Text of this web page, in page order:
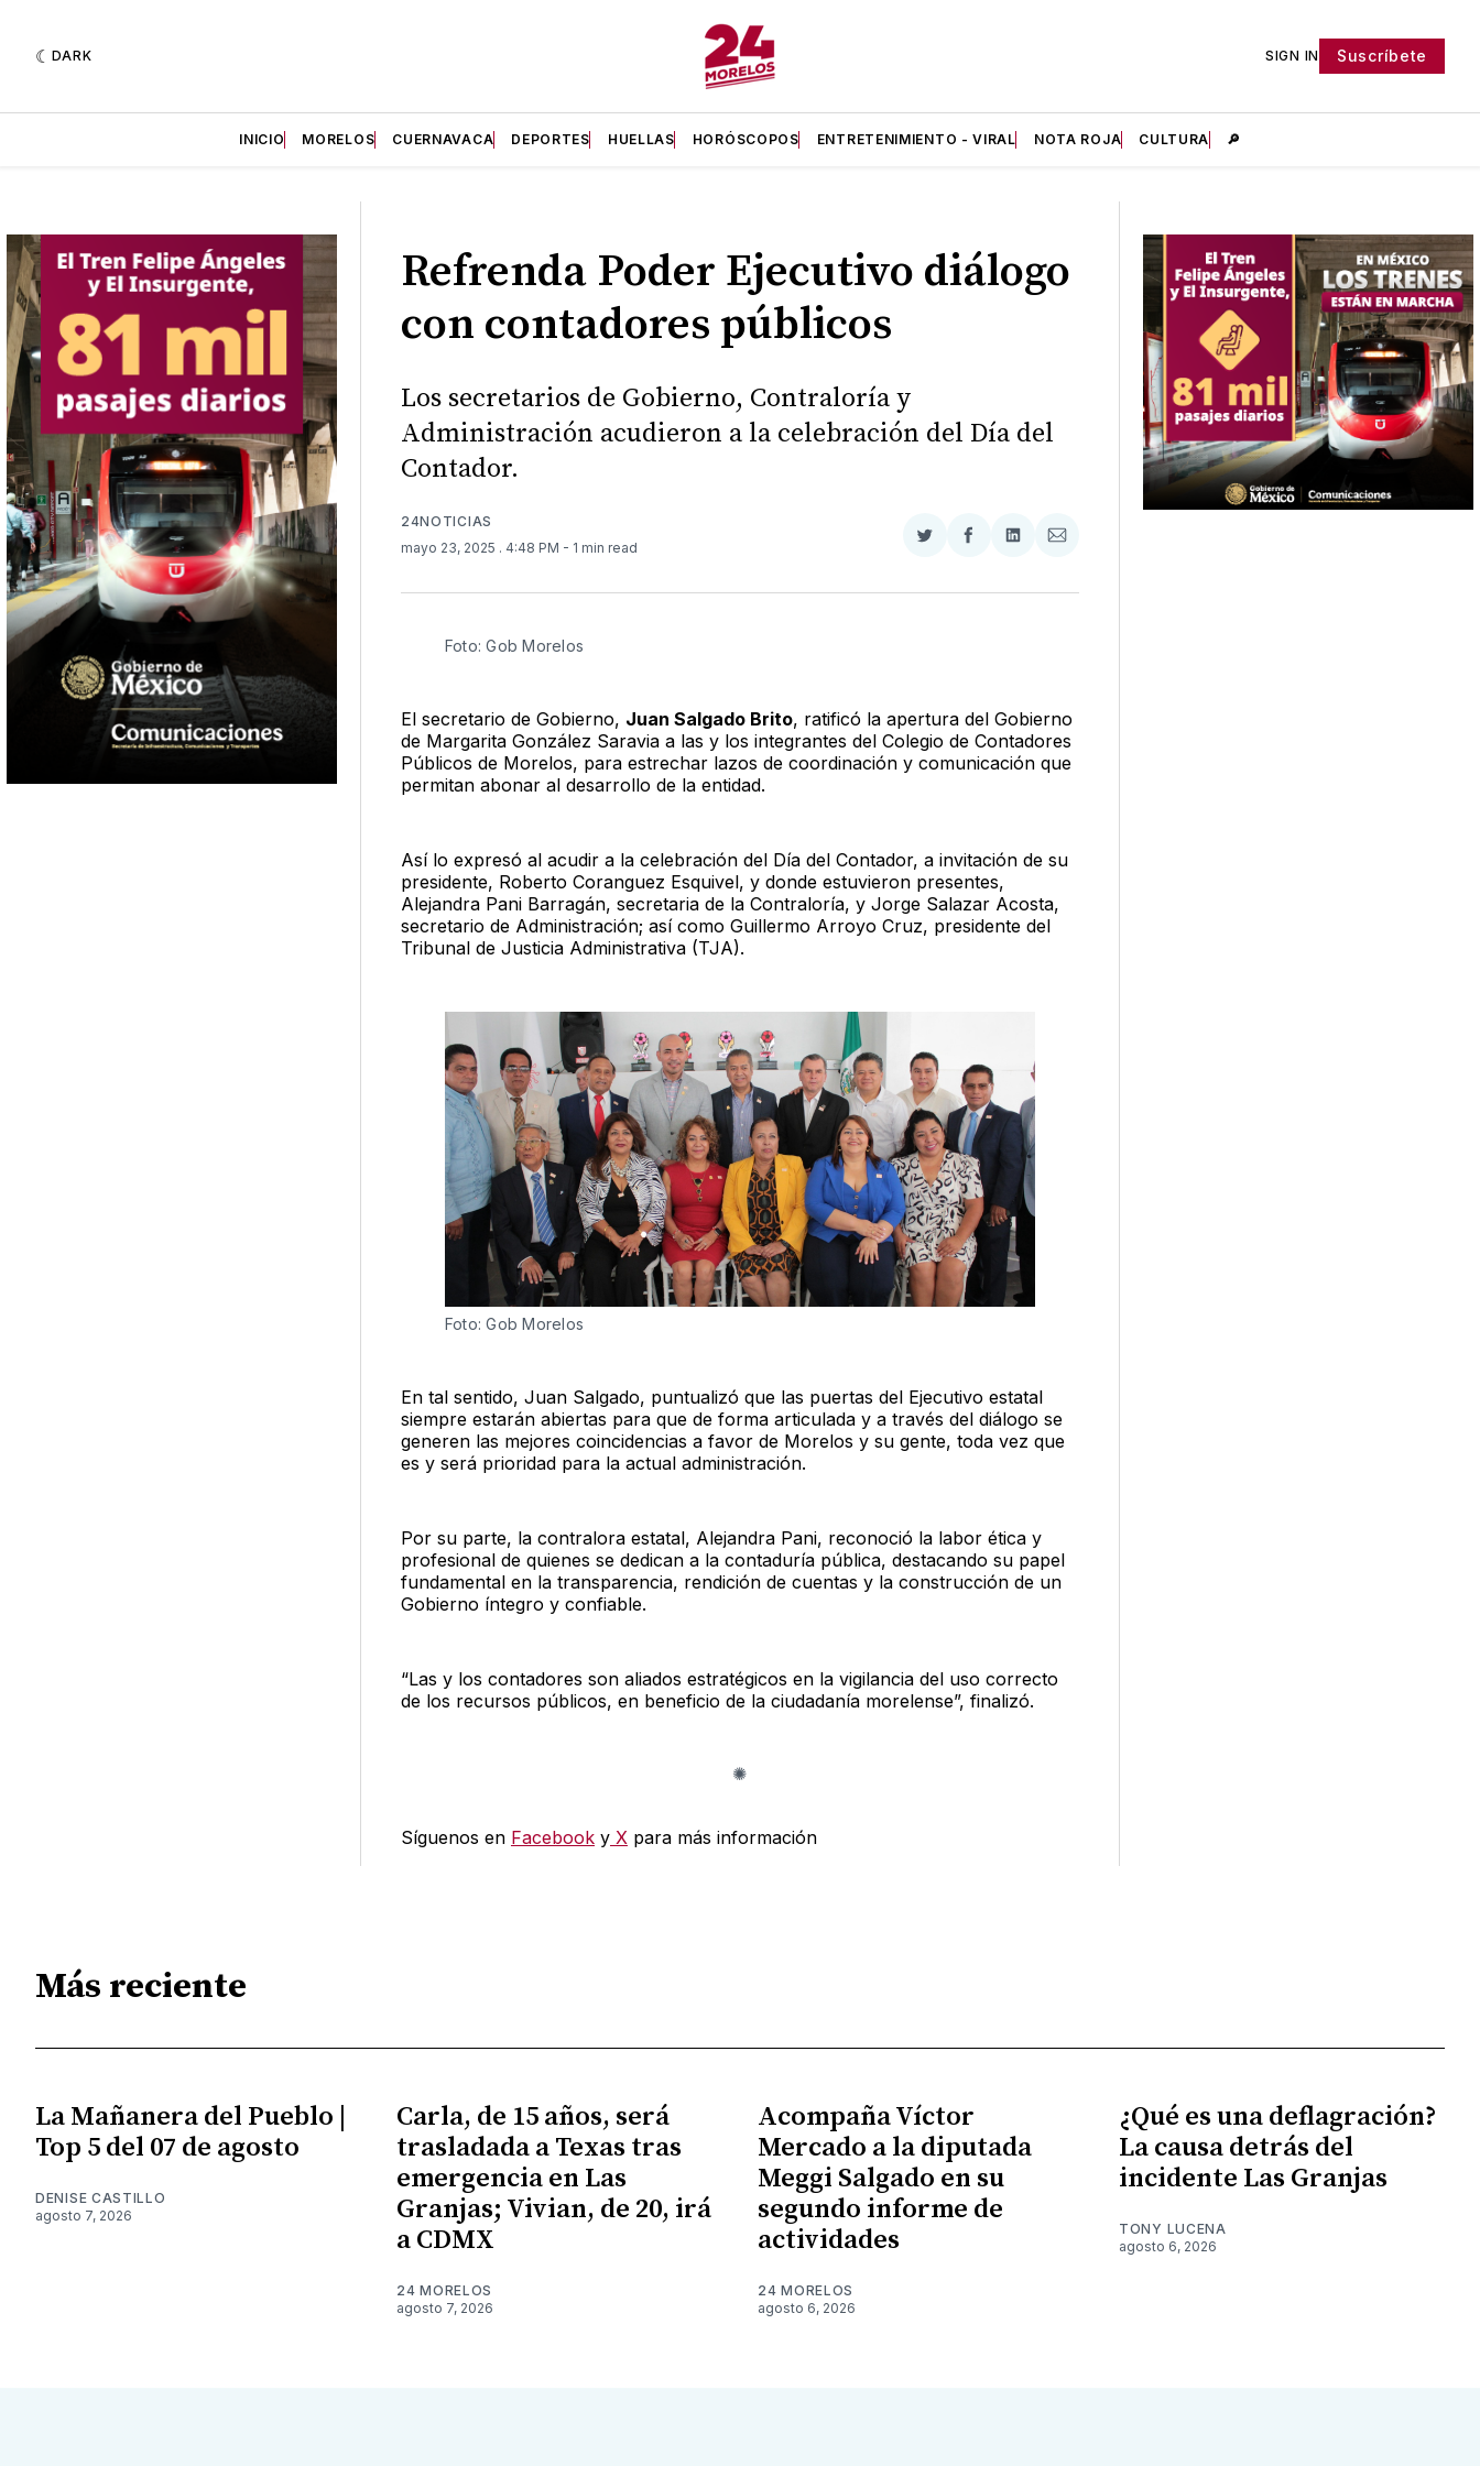
DARK SIGN IN Suscríbete
INICIO MORELOS CUERNAVACA DEPORTES HUELLAS HORÓSCOPOS ENTRETENIMIENTO - VIRAL NOTA ROJA CULTURA 🔎
Refrenda Poder Ejecutivo diálogo
con contadores públicos
Los secretarios de Gobierno, Contraloría y
Administración acudieron a la celebración del Día del
Contador.
24NOTICIAS
mayo 23, 2025 . 4:48 PM - 1 min read
Compartir
Twitter
Compartir
Facebook
Compartir
LinkedIn
Compartir
Email
Foto: Gob Morelos
El secretario de Gobierno, Juan Salgado Brito, ratificó la apertura del Gobierno
de Margarita González Saravia a las y los integrantes del Colegio de Contadores
Públicos de Morelos, para estrechar lazos de coordinación y comunicación que
permitan abonar al desarrollo de la entidad.
Así lo expresó al acudir a la celebración del Día del Contador, a invitación de su
presidente, Roberto Coranguez Esquivel, y donde estuvieron presentes,
Alejandra Pani Barragán, secretaria de la Contraloría, y Jorge Salazar Acosta,
secretario de Administración; así como Guillermo Arroyo Cruz, presidente del
Tribunal de Justicia Administrativa (TJA).
Foto: Gob Morelos
En tal sentido, Juan Salgado, puntualizó que las puertas del Ejecutivo estatal
siempre estarán abiertas para que de forma articulada y a través del diálogo se
generen las mejores coincidencias a favor de Morelos y su gente, toda vez que
es y será prioridad para la actual administración.
Por su parte, la contralora estatal, Alejandra Pani, reconoció la labor ética y
profesional de quienes se dedican a la contaduría pública, destacando su papel
fundamental en la transparencia, rendición de cuentas y la construcción de un
Gobierno íntegro y confiable.
“Las y los contadores son aliados estratégicos en la vigilancia del uso correcto
de los recursos públicos, en beneficio de la ciudadanía morelense”, finalizó.
Síguenos en FacebookyX para más información
Más reciente
La Mañanera del Pueblo |
Top 5 del 07 de agosto
DENISE CASTILLO
agosto 7, 2026
Carla, de 15 años, será
trasladada a Texas tras
emergencia en Las
Granjas; Vivian, de 20, irá
a CDMX
24 MORELOS
agosto 7, 2026
Acompaña Víctor
Mercado a la diputada
Meggi Salgado en su
segundo informe de
actividades
24 MORELOS
agosto 6, 2026
¿Qué es una deflagración?
La causa detrás del
incidente Las Granjas
TONY LUCENA
agosto 6, 2026